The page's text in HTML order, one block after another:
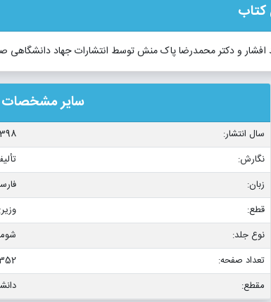
کتاب
افشار و دکتر محمدرضا پاک منش توسط انتشارات جهاد
سایر مشخصات
سال انتشار:
نگارش:
زبان:
قطع:
نوع جلد:
تعداد صفحه:
مقطع: